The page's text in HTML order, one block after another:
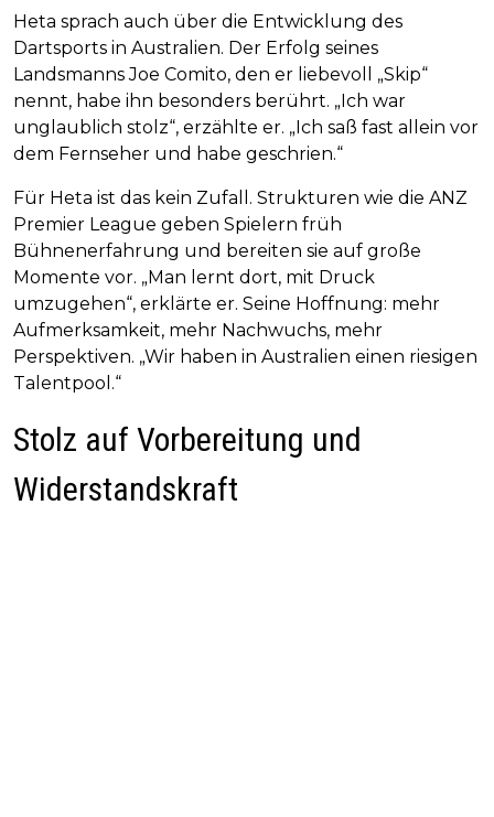
Heta sprach auch über die Entwicklung des
Dartsports in Australien. Der Erfolg seines
Landsmanns Joe Comito, den er liebevoll „Skip“
nennt, habe ihn besonders berührt. „Ich war
unglaublich stolz“, erzählte er. „Ich saß fast allein vor
dem Fernseher und habe geschrien.“
Für Heta ist das kein Zufall. Strukturen wie die ANZ
Premier League geben Spielern früh
Bühnenerfahrung und bereiten sie auf große
Momente vor. „Man lernt dort, mit Druck
umzugehen“, erklärte er. Seine Hoffnung: mehr
Aufmerksamkeit, mehr Nachwuchs, mehr
Perspektiven. „Wir haben in Australien einen riesigen
Talentpool.“
Stolz auf Vorbereitung und
Widerstandskraft